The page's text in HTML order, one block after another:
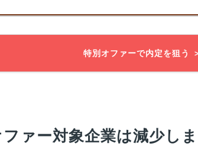
特別オファーで内定を狙う
ァー対象企業は減少し